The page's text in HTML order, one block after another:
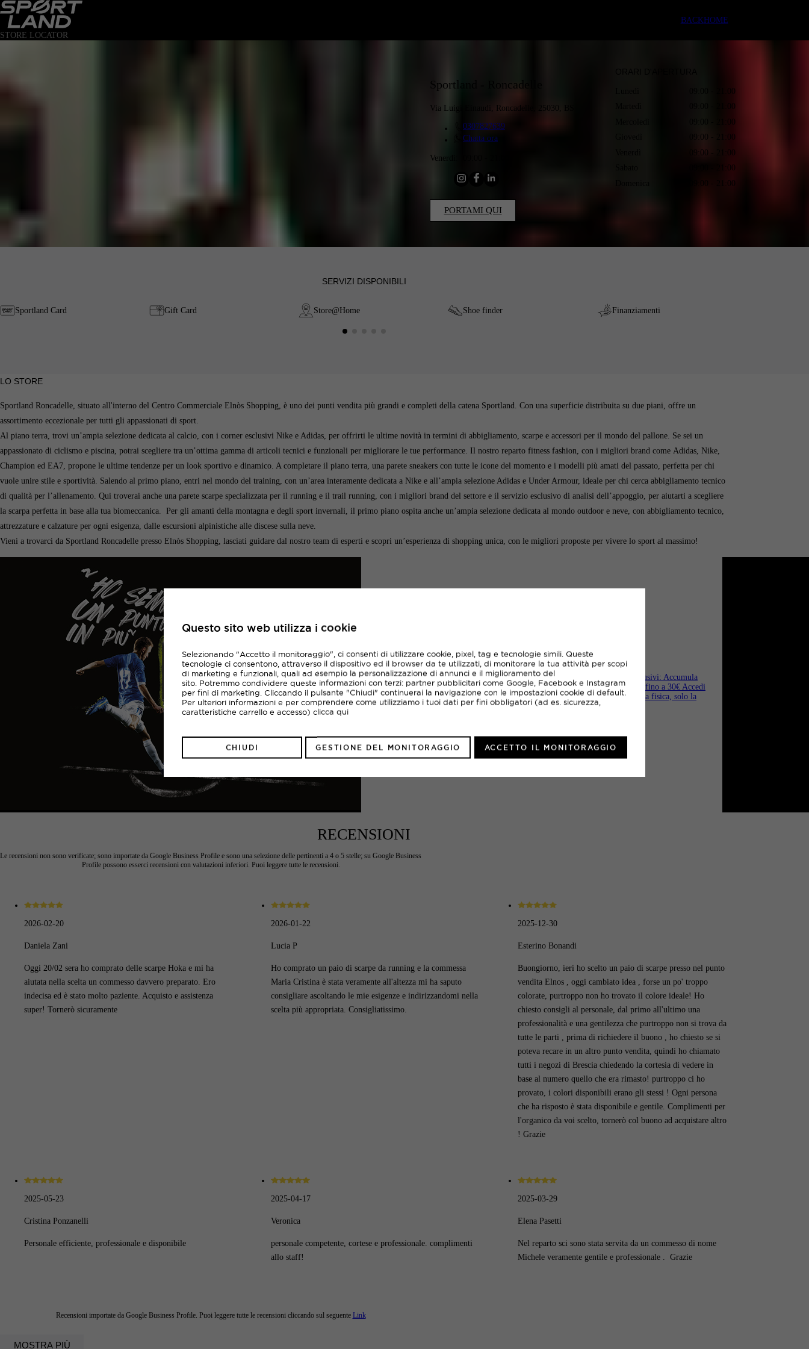
STORE LOCATOR
BACKHOME
Sportland - Roncadelle
Via Luigi Einaudi, Roncadelle, 25030, BS
0307827639
Chatta ora
Venerdì:
PORTAMI QUI
09:00 - 21:00
09:00 - 21:00
09:00 - 21:00
09:00 - 21:00
09:00 - 21:00
09:00 - 21:00
09:00 - 21:00
SERVIZI DISPONIBILI
Sportland Card Gift Card Store@Home Shoe finder Finanziamenti
LO STORE
Sportland Roncadelle, situato all'interno del Centro Commerciale Elnòs Shopping, è uno dei punti vendita più grandi e completi della catena Sportland. Con una superficie distribuita su due piani, offre un
assortimento eccezionale per tutti gli appassionati di sport.
Al piano terra, trovi un’ampia selezione dedicata al calcio, con i corner esclusivi Nike e Adidas, per offrirti le ultime novità in termini di abbigliamento, scarpe e accessori per il mondo del pallone. Se sei un
appassionato di ciclismo e piscina, potrai scegliere tra un’ottima gamma di articoli tecnici e funzionali per migliorare le tue performance. Il nostro reparto fitness fashion, con i migliori brand come Adidas, Nike,
Champion ed EA7, propone le ultime tendenze per un look sportivo e dinamico. A completare il piano terra, una parete sneakers con tutte le icone del momento e i modelli più amati del passato, perfetta per chi
vuole unire stile e sportività. Salendo al primo piano, entri nel mondo del training, con un’area interamente dedicata a Nike e all’ampia selezione Adidas e Under Armour, ideale per chi cerca abbigliamento tecnico
di qualità per l’allenamento. Qui troverai anche una parete scarpe specializzata per il running e il trail running, con i migliori brand del settore e il servizio esclusivo di analisi dell’appoggio, per aiutarti a scegliere
la scarpa perfetta in base alla tua biomeccanica. Per gli amanti della montagna e degli sport invernali, il primo piano ospita anche un’ampia selezione dedicata al mondo outdoor e neve, con abbigliamento tecnico,
attrezzature e calzature per ogni esigenza, dalle escursioni alpinistiche alle discese sulla neve.
Vieni a trovarci da Sportland Roncadelle presso Elnòs Shopping, lasciati guidare dal nostro team di esperti e scopri un’esperienza di shopping unica, con le migliori proposte per vivere lo sport al massimo!
Un’unica card digitale per entrare nel mondo Sportland e vivere vantaggi esclusivi: Accumula
punti con ogni acquisto (1€ = 1 punto) Trasforma i tuoi punti in buoni sconto fino a 30€ Accedi
in anteprima a promo, eventi e lanci dei migliori brand sportivi Nessuna tessera fisica, solo la
tua card sempre a portata di smartphone
REGISTRAZIONE
RECENSIONI
Le recensioni non sono verificate; sono importate da Google Business Profile e sono una selezione delle pertinenti a 4 o 5 stelle; su Google Business
Profile possono esserci recensioni con valutazioni inferiori. Puoi leggere tutte le recensioni.
2026-02-20
Daniela Zani
Oggi 20/02 sera ho comprato delle scarpe Hoka e mi ha
aiutata nella scelta un commesso davvero preparato. Ero
indecisa ed è stato molto paziente. Acquisto e assistenza
super! Tornerò sicuramente
2026-01-22
Lucia P
Ho comprato un paio di scarpe da running e la commessa
Maria Cristina è stata veramente all'altezza mi ha saputo
consigliare ascoltando le mie esigenze e indirizzandomi nella
scelta più appropriata. Consigliatissimo.
2025-12-30
Esterino Bonandi
Buongiorno, ieri ho scelto un paio di scarpe presso nel punto
vendita Elnos , oggi cambiato idea , forse un po' troppo
colorate, purtroppo non ho trovato il colore ideale! Ho
chiesto consigli al personale, dal primo all'ultimo una
professionalità e una gentilezza che purtroppo non si trova da
tutte le parti , prima di richiedere il buono , ho chiesto se si
poteva recare in un altro punto vendita, quindi ho chiamato
tutti i negozi di Brescia chiedendo la cortesia di vedere in
base al numero quello che era rimasto! purtroppo ci ho
provato, i colori disponibili erano gli stessi ! Ogni persona
che ha risposto è stata disponibile e gentile. Complimenti per
l'organico da voi scelto, tornerò col buono ad acquistare altro
! Grazie
2025-05-23
Cristina Ponzanelli
Personale efficiente, professionale e disponibile
2025-04-17
Veronica
personale competente, cortese e professionale. complimenti
allo staff!
2025-03-29
Elena Pasetti
Nel reparto sci sono stata servita da un commesso di nome
Michele veramente gentile e professionale . Grazie
Recensioni importate da Google Business Profile. Puoi leggere tutte le recensioni cliccando sul seguente Link
MOSTRA PIÙ
Questo sito web utilizza i cookie
Selezionando "Accetto il monitoraggio", ci consenti di utilizzare cookie, pixel, tag e tecnologie simili. Queste
tecnologie ci consentono, attraverso il dispositivo ed il browser da te utilizzati, di monitorare la tua attività per scopi
di marketing e funzionali, quali ad esempio la personalizzazione di annunci e il miglioramento del
sito. Potremmo condividere queste informazioni con terzi: partner pubblicitari come Google, Facebook e Instagram
per fini di marketing. Cliccando il pulsante "Chiudi" continuerai la navigazione con le impostazioni cookie di default.
Per ulteriori informazioni e per comprendere come utilizziamo i tuoi dati per fini obbligatori (ad es. sicurezza,
caratteristiche carrello e accesso) clicca qui
CHIUDI GESTIONE DEL MONITORAGGIO ACCETTO IL MONITORAGGIO